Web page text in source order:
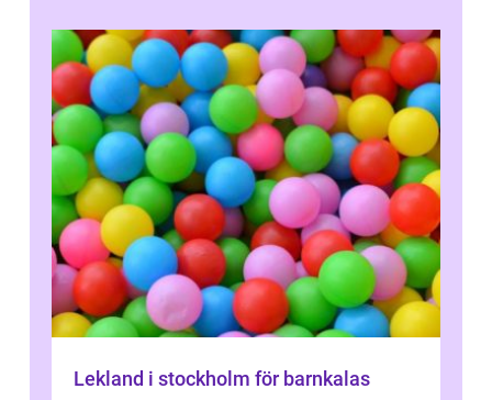
Lekland i stockholm för barnkalas